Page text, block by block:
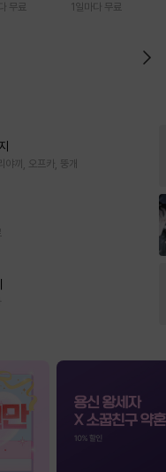
무료
1일마다 무료
끼, 오프카, 뚱개